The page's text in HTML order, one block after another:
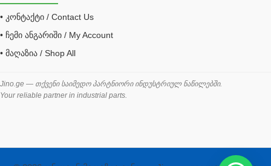
შემაერთებელი / გადამყვანი UNF ORFS
შემაერთებელი BSPP /გადამყვანი
შესაფუთი მანქანა ვაკუმით
შლანგი
საწვავის შლანგი
• კონტაქტი / Contact Us
• ჩემი ანგარიში / My Account
• მაღაზია / Shop All
Jino.ge — თქვენი საიმედო პარტნიორი ინდუსტრიულ ნაწილებში.
Your reliable partner in industrial parts.